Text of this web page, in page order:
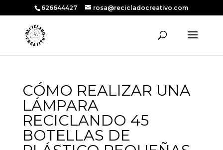
626644427 rosa@recicladocreativo.com
CÓMO REALIZAR UNA
LÁMPARA
RECICLANDO 45
BOTELLAS DE